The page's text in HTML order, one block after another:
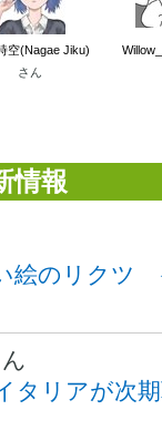
空(Nagae Jiku)
さん
情報
絵のリクツ
タリアが次